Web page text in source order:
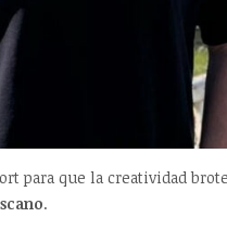
para que la creatividad
.